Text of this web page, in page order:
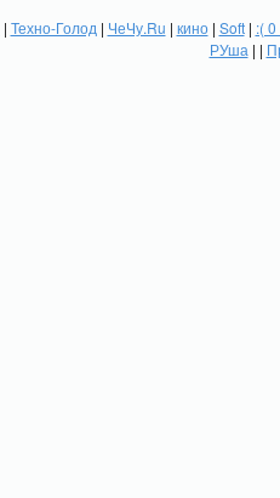
| Техно-Голод | ЧеЧу.Ru | кино| Soft| :(
РУша | |